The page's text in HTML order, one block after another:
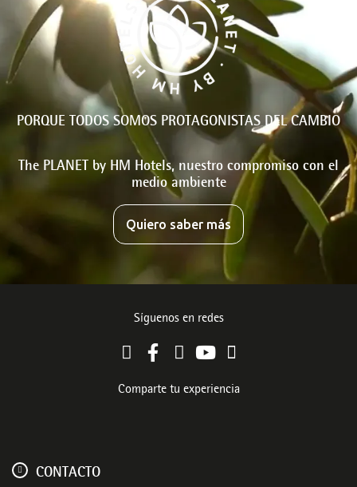
PORQUE TODOS SOMOS PROTAGONISTAS DEL CAMBIO
The PLANET by HM Hotels, nuestro compromiso con el
medio ambiente
Quiero saber más
Síguenos en redes
Comparte tu experiencia
CONTACTO